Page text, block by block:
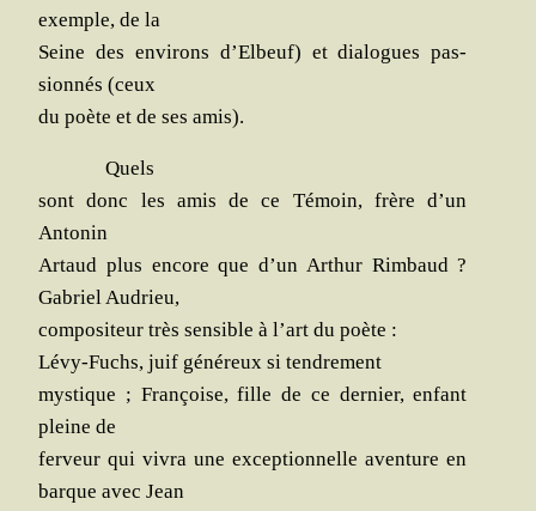
exemple, de la
Seine des envi­rons d’Elbeuf) et dia­logues pas­
sion­nés (ceux
du poète et de ses amis).
Quels
sont donc les amis de ce Témoin, frère d’un
Antonin
Artaud plus encore que d’un Arthur Rim­baud ?
Gabriel Audrieu,
com­po­si­teur très sen­sible à l’art du poète :
Lévy-Fuchs, juif géné­reux si tendrement
mys­tique ; Fran­çoise, fille de ce der­nier, enfant
pleine de
fer­veur qui vivra une excep­tion­nelle aven­ture en
barque avec Jean